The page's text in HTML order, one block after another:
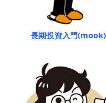
長期投資入門(mook)